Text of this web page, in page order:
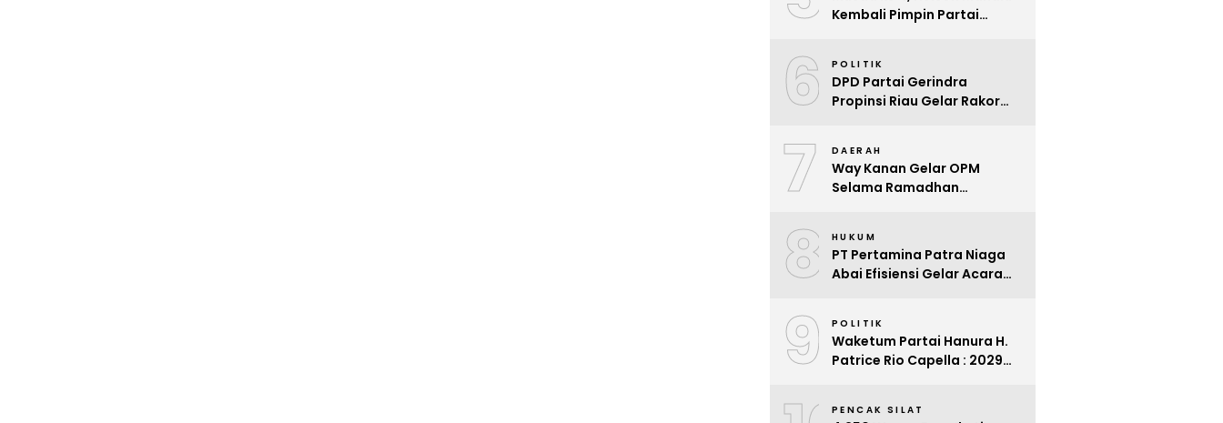
Kembali Pimpin Partai
6 POLITIK
DPD Partai Gerindra
Propinsi Riau Gelar Rakor
7 DAERAH
Way Kanan Gelar OPM
Selama Ramadhan
8 HUKUM
PT Pertamina Patra Niaga
Abai Efisiensi Gelar Acara
9 POLITIK
Waketum Partai Hanura H.
Patrice Rio Capella : 2029
PENCAK SILAT